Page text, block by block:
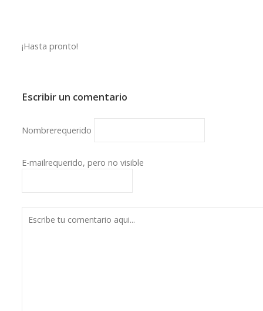
¡Hasta pronto!
Escribir un comentario
Nombrerequerido
E-mailrequerido, pero no visible